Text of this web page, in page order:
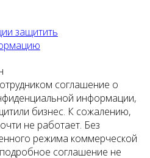
защитить
соглашение о
информации,
бизнес. К сожалению,
не работает. Без
режима коммерческой
соглашение не